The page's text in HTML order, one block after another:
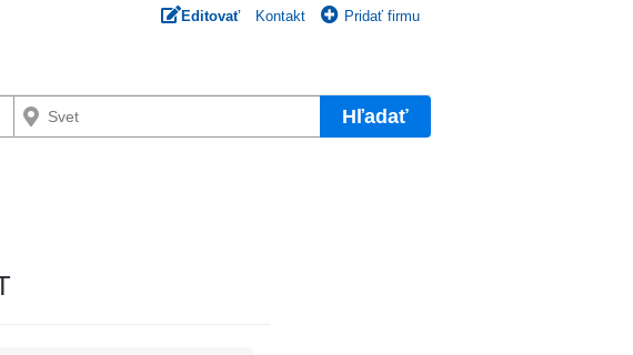
Editovať Kontakt Pridať firmu
Hľadať